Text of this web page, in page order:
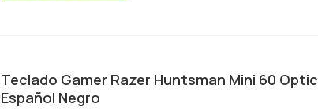
Teclado Gamer Razer Huntsman Mini 60
Español Negro